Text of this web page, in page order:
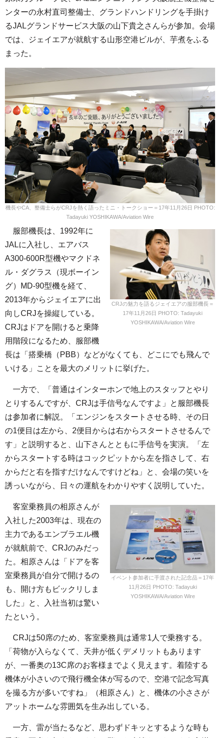
ンターの永村直司整備士、グランドハンドリングを手掛け
るJALグランドサービス大阪の山下貴之さんらが参加。会場
では、ジェイエアが就航する山形空港ビルが、芋煮をふる
まった。
機長やCA、整備士らがCRJを熱く語ったミニ・トークショー＝17年11月26日 PHOTO:
Tadayuki YOSHIKAWA/Aviation Wire
CRJの魅力を語るジェイエアの服部機長＝
17年11月26日 PHOTO: Tadayuki
YOSHIKAWA/Aviation Wire
服部機長は、1992年に
JALに入社し、エアバス
A300-600R型機やマクドネ
ル・ダグラス（現ボーイン
グ）MD-90型機を経て、
2013年からジェイエアに出
向しCRJを操縦している。
CRJはドアを開けると乗降
用階段になるため、服部機
長は「搭乗橋（PBB）などがなくても、どこにでも飛んで
いける」ことを最大のメリットに挙げた。
一方で、「普通はインターホンで地上のスタッフとやり
とりするんですが、CRJは手信号なんですよ」と服部機長
は参加者に解説。「エンジンをスタートさせる時、その日
の1便目は左から、2便目からは右からスタートさせるんで
す」と説明すると、山下さんとともに手信号を実演。「左
からスタートする時はコックピットから左を指さして、右
からだと右を指すだけなんですけどね」と、会場の笑いを
誘っいながら、日々の運航をわかりやすく説明していた。
イベント参加者に手渡された記念品＝17年
11月26日 PHOTO: Tadayuki
YOSHIKAWA/Aviation Wire
客室乗務員の相原さんが
入社した2003年は、現在の
主力であるエンブラエル機
が就航前で、CRJのみだっ
た。相原さんは「ドアを客
室乗務員が自分で開けるの
も、開け方もビックリしま
した」と、入社当初は驚い
たという。
CRJは50席のため、客室乗務員は通常1人で乗務する。
「荷物が入らなくて、天井が低くデメリットもあります
が、一番奥の13C席のお客様までよく見えます。着陸する
機体が小さいので飛行機全体が写るので、空港で記念写真
を撮る方が多いですね」（相原さん）と、機体の小ささが
アットホームな雰囲気を生み出している。
一方、雷が当たるなど、思わずドキッとするような時も